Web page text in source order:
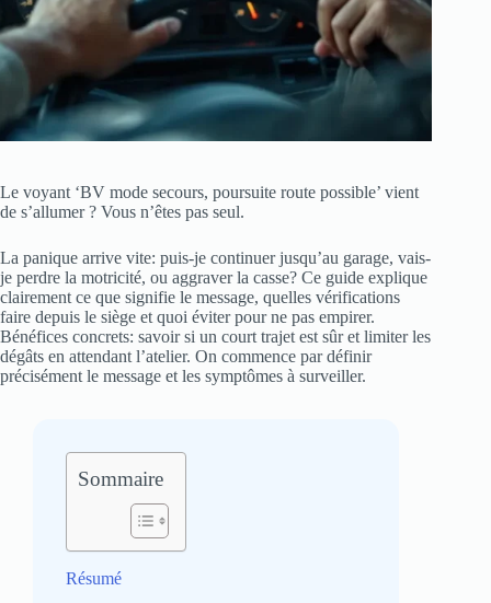
Le voyant ‘BV mode secours, poursuite route possible’ vient
de s’allumer ? Vous n’êtes pas seul.
La panique arrive vite: puis-je continuer jusqu’au garage, vais-
je perdre la motricité, ou aggraver la casse? Ce guide explique
clairement ce que signifie le message, quelles vérifications
faire depuis le siège et quoi éviter pour ne pas empirer.
Bénéfices concrets: savoir si un court trajet est sûr et limiter les
dégâts en attendant l’atelier. On commence par définir
précisément le message et les symptômes à surveiller.
Sommaire
Résumé